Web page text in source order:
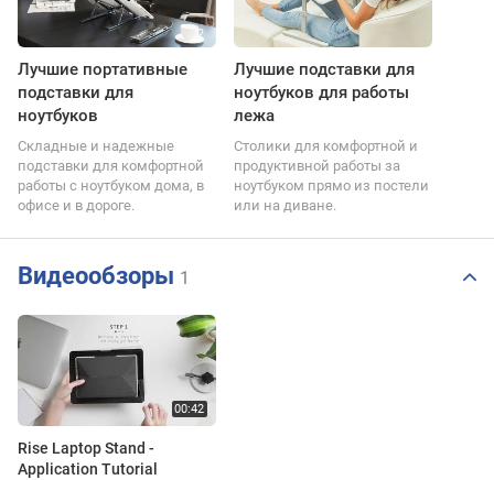
Лучшие портативные
подставки для
ноутбуков
Складные и надежные
подставки для комфортной
работы с ноутбуком дома, в
офисе и в дороге.
Лучшие подставки для
ноутбуков для работы
лежа
Столики для комфортной и
продуктивной работы за
ноутбуком прямо из постели
или на диване.
Видеообзоры 1
Rise Laptop Stand -
Application Tutorial